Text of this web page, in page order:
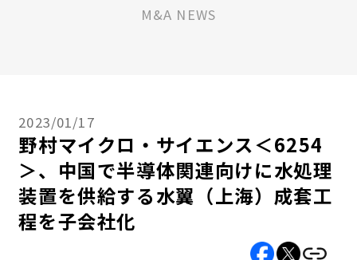
M&A NEWS
2023/01/17
野村マイクロ・サイエンス＜6254
＞、中国で半導体関連向けに水処理
装置を供給する水翼（上海）成套工
程を子会社化